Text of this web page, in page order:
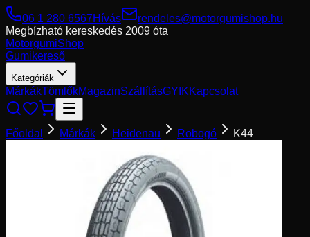
06 1 280 6567Hívás
rendeles@motorgumishop.hu
Megbízható kereskedés 2009 óta
MotorgumiShop
Gumikereső
Kategóriák
MárkákTömlőkMagazinSzállításGYIKKapcsolat
Főoldal Márkák Heidenau Robogó K44